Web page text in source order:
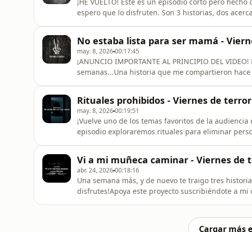
espero que lo disfruten. Son 3 historias, dos
enlaces:Instagram personal: ht
No estaba lista para ser mamá -
may. 8, 202600:17:45
¡ANUNCIO IMPORTANTE AL PRINCIPIO DEL
semanas...Una historia que me compartieron
personal: https://www.instagram.com/eltrevinho/ I
Rituales prohibidos - Viernes de terror
may. 8, 202600:19:51
¡Vuelve uno de los temas favoritos de la
episodio exploraremos rituales para eliminar
Instagram:https://www.instagram.com/vi
Vi a mi muñeca caminar - Viernes de
abr. 24, 202600:18:16
Una semana más, y de nuevo te traigo tres
disfrutes!Apoya este proyecto suscribiéndote a
https://tiktok.com/@viernesdeterroroficialTikTok
Cargar más